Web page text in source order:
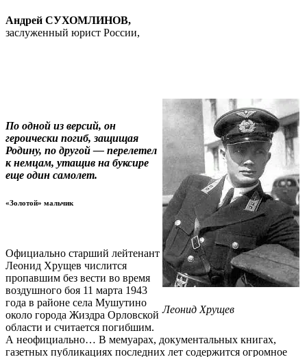
Андрей СУХОМЛИНОВ,
заслуженный юрист России,
Леонид Хрущев
По одной из версий, он
героически погиб, защищая
Родину, по другой — перелетел
к немцам, утащив на буксире
еще один самолет.
«Золотой» мальчик
Официально старший лейтенант
Леонид Хрущев числится
пропавшим без вести во время
воздушного боя 11 марта 1943
года в районе села Мушутино
около города Жиздра Орловской
области и считается погибшим.
А неофициально… В мемуарах, документальных книгах,
газетных публикациях последних лет содержится огромное